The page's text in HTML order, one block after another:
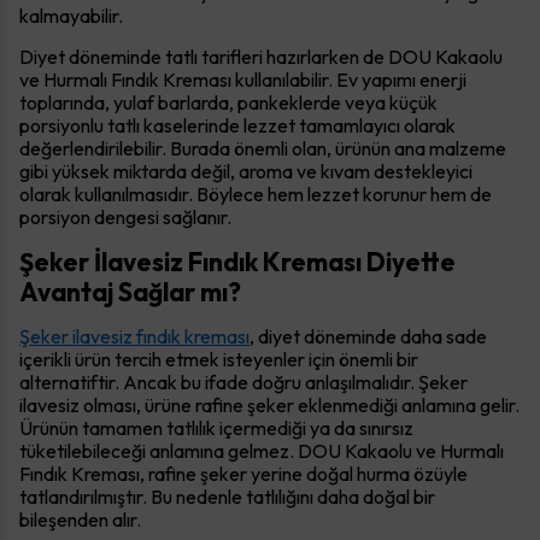
kalmayabilir.
Diyet döneminde tatlı tarifleri hazırlarken de DOU Kakaolu
ve Hurmalı Fındık Kreması kullanılabilir. Ev yapımı enerji
toplarında, yulaf barlarda, pankeklerde veya küçük
porsiyonlu tatlı kaselerinde lezzet tamamlayıcı olarak
değerlendirilebilir. Burada önemli olan, ürünün ana malzeme
gibi yüksek miktarda değil, aroma ve kıvam destekleyici
olarak kullanılmasıdır. Böylece hem lezzet korunur hem de
porsiyon dengesi sağlanır.
Şeker İlavesiz Fındık Kreması Diyette
Avantaj Sağlar mı?
Şeker ilavesiz fındık kreması, diyet döneminde daha sade
içerikli ürün tercih etmek isteyenler için önemli bir
alternatiftir. Ancak bu ifade doğru anlaşılmalıdır. Şeker
ilavesiz olması, ürüne rafine şeker eklenmediği anlamına gelir.
Ürünün tamamen tatlılık içermediği ya da sınırsız
tüketilebileceği anlamına gelmez. DOU Kakaolu ve Hurmalı
Fındık Kreması, rafine şeker yerine doğal hurma özüyle
tatlandırılmıştır. Bu nedenle tatlılığını daha doğal bir
bileşenden alır.